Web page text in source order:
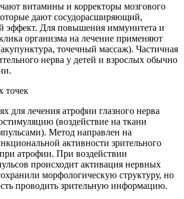
витамины и корректоры мозгового
дают сосудорасширяющий,
эффект. Для повышения иммунитета и
организма на лечение применяют
точечный массаж). Частичная
нерва у детей и взрослых обычно
для лечения атрофии глазного нерва
(воздействие на ткани
Метод направлен на
активности зрительного
атрофии. При воздействии
происходит активация нервных
морфологическую структуру, но
проводить зрительную информацию.